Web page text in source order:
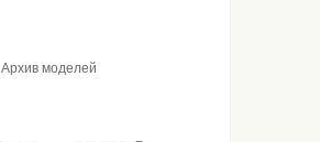
Архив моделей